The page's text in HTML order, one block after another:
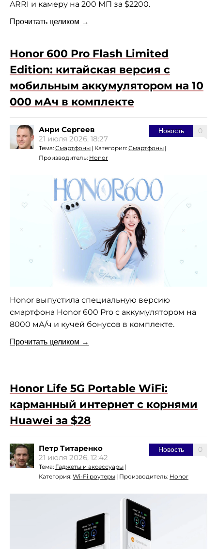
ARRI и камеру на 200 МП за $2200.
Прочитать целиком →
Honor 600 Pro Flash Limited
Edition: китайская версия с
мобильным аккумулятором на 10
000 мАч в комплекте
0
Новость
Анри Сергеев
21 июля 2026, 18:27
Тема: Смартфоны | Категория: Смартфоны |
Производитель: Honor
Honor выпустила специальную версию
смартфона Honor 600 Pro с аккумулятором на
8000 мА/ч и кучей бонусов в комплекте.
Прочитать целиком →
Honor Life 5G Portable WiFi:
карманный интернет с корнями
Huawei за $28
0
Новость
Петр Титаренко
21 июля 2026, 12:42
Тема: Гаджеты и аксессуары |
Категория: Wi-Fi роутеры | Производитель: Honor